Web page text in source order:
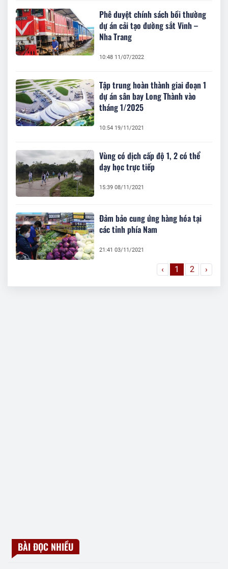
Phê duyệt chính sách bồi thường
dự án cải tạo đường sắt Vinh –
Nha Trang
10:48 11/07/2022
Tập trung hoàn thành giai đoạn 1
dự án sân bay Long Thành vào
tháng 1/2025
10:54 19/11/2021
Vùng có dịch cấp độ 1, 2 có thể
dạy học trực tiếp
15:39 08/11/2021
Đảm bảo cung ứng hàng hóa tại
các tỉnh phía Nam
21:41 03/11/2021
‹ 1 2 ›
BÀI ĐỌC NHIỀU